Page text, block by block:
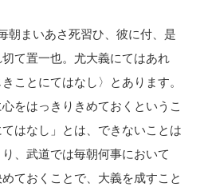
朝まいあさ死習ひ、彼に付、是
て置一也。尤大義にてはあれ
ことにてはなし〉とあります。
をはっきりきめておくというこ
はなし」とは、できないことは
、武道では毎朝何事において
ておくことで、大義を成すこと